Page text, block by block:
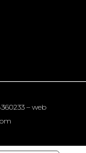
– web